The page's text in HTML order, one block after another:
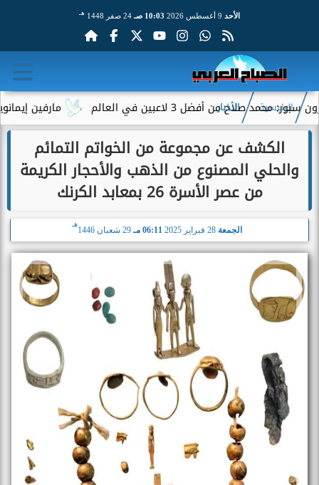
الأحد 10:03 صـ 24 صفر 1448 هـ
مارفين صلاح من أفضل 3 لاعبين في العالم
الرئيسية الأخبار
الكشف عن مجموعة من الخواتم التمائم
والحلي المصنوع من الذهب والأحجار الكريمة
من عصر الأسرة 26 بمعابد الكرنك
الجمعة 28 فبراير 2025 06:11 مـ 29 شعبان 1446
هـ